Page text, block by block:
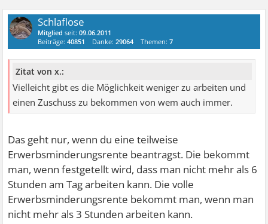
Schlaflose
Mitglied seit:09.06.2011
Beiträge:40851 Danke:29064 Themen:7
Zitat von x.:
Vielleicht gibt es die Möglichkeit weniger zu arbeiten und
einen Zuschuss zu bekommen von wem auch immer.
Das geht nur, wenn du eine teilweise
Erwerbsminderungsrente beantragst. Die bekommt
man, wenn festgetellt wird, dass man nicht mehr als 6
Stunden am Tag arbeiten kann. Die volle
Erwerbsminderungsrente bekommt man, wenn man
nicht mehr als 3 Stunden arbeiten kann.